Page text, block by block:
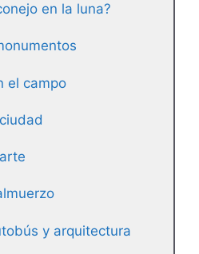
en la luna?
el campo
y arquitectura